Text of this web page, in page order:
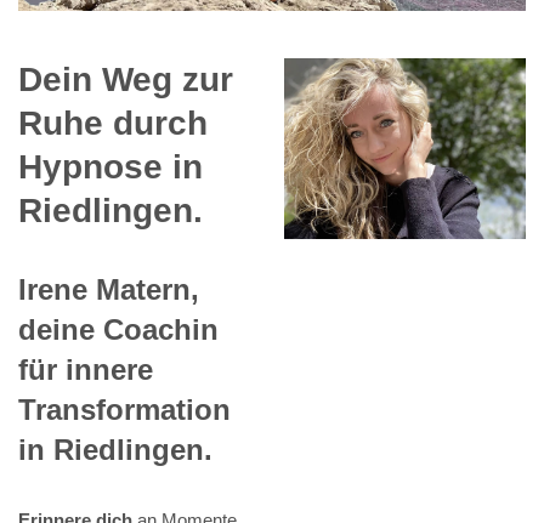
Dein Weg zur
Ruhe durch
Hypnose in
Riedlingen.
Irene Matern,
deine Coachin
für innere
Transformation
in Riedlingen.